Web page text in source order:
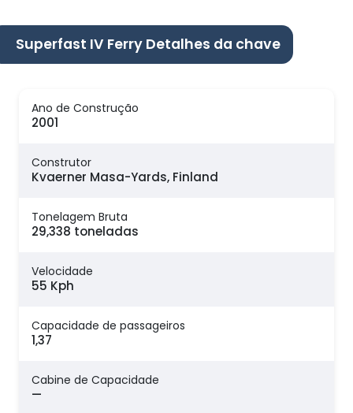
Superfast IV Ferry Detalhes da chave
Ano de Construção
2001
Construtor
Kvaerner Masa-Yards, Finland
Tonelagem Bruta
29,338 toneladas
Velocidade
55 Kph
Capacidade de passageiros
1,37
Cabine de Capacidade
—